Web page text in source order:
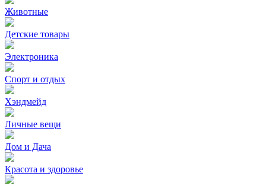
Животные
Детские товары
Электроника
Спорт и отдых
Хэндмейд
Личные вещи
Дом и Дача
Красота и здоровье